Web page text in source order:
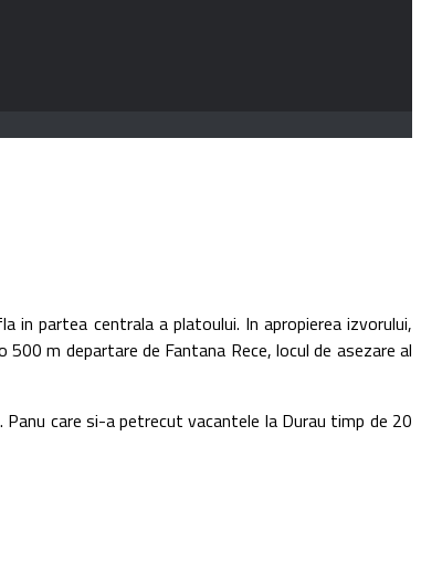
partea centrala a platoului. In apropierea izvorului,
m departare de Fantana Rece, locul de asezare al
care si-a petrecut vacantele la Durau timp de 20